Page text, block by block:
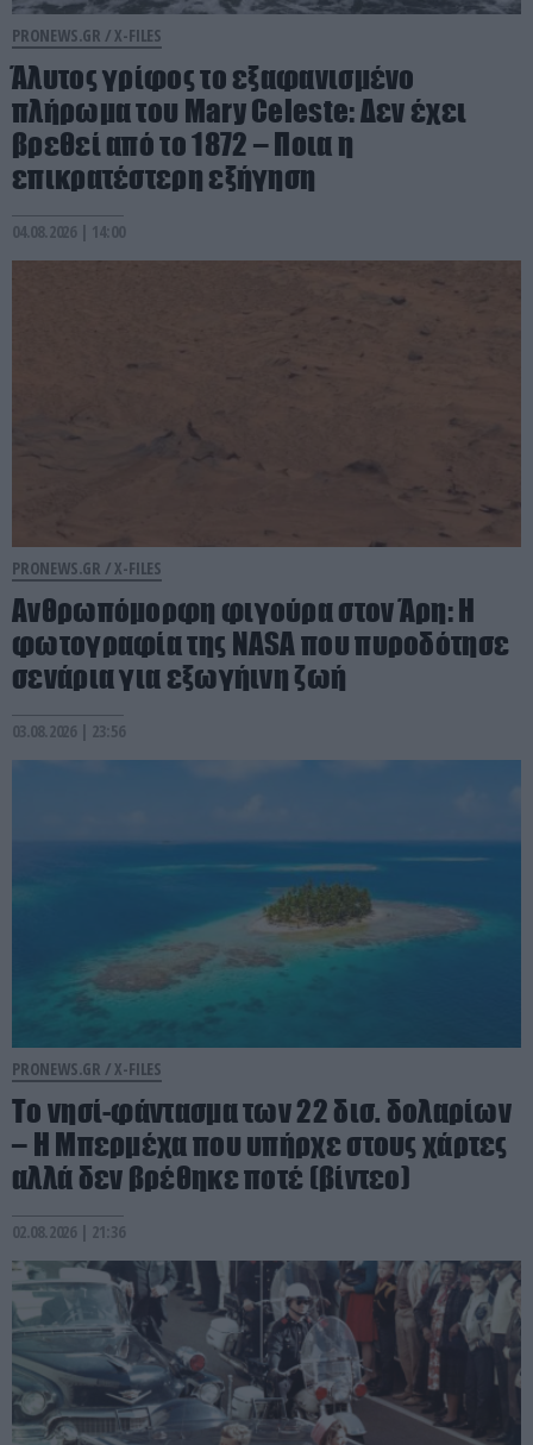
PRONEWS.GR / X-FILES
Άλυτος γρίφος το εξαφανισμένο
πλήρωμα του Mary Celeste: Δεν έχει
βρεθεί από το 1872 – Ποια η
επικρατέστερη εξήγηση
04.08.2026 | 14:00
PRONEWS.GR /X-FILES
Ανθρωπόμορφη φιγούρα στον Άρη: Η
φωτογραφία της NASA που πυροδότησε
σενάρια για εξωγήινη ζωή
03.08.2026 | 23:56
PRONEWS.GR /X-FILES
Το νησί-φάντασμα των 22 δισ. δολαρίων
– Η Μπερμέχα που υπήρχε στους χάρτες
αλλά δεν βρέθηκε ποτέ (βίντεο)
02.08.2026 | 21:36